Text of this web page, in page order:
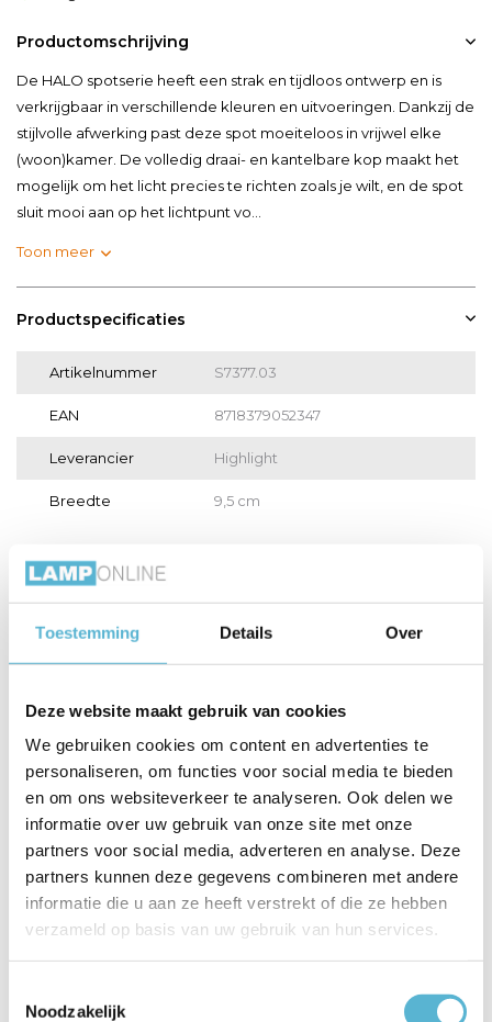
Toestemming Details Over
Deze website maakt gebruik van cookies
We gebruiken cookies om content en advertenties te
personaliseren, om functies voor social media te bieden
en om ons websiteverkeer te analyseren. Ook delen we
informatie over uw gebruik van onze site met onze
partners voor social media, adverteren en analyse. Deze
partners kunnen deze gegevens combineren met andere
informatie die u aan ze heeft verstrekt of die ze hebben
verzameld op basis van uw gebruik van hun services.
Noodzakelijk
Productomschrijving
De HALO spotserie heeft een strak en tijdloos ontwerp en is
verkrijgbaar in verschillende kleuren en uitvoeringen. Dankzij de
stijlvolle afwerking past deze spot moeiteloos in vrijwel elke
(woon)kamer. De volledig draai- en kantelbare kop maakt het
mogelijk om het licht precies te richten zoals je wilt, en de spot
sluit mooi aan op het lichtpunt vo...
Toon meer
Productspecificaties
Artikelnummer S7377.03
EAN 8718379052347
Leverancier Highlight
Breedte 9,5 cm
Gerelateerde artikelen:
LED GU10 lamp 50-
3,8 W...
€7,95
LED GU10 lamp 35-
2,6 W...
HUE Lichtbron
€64,95